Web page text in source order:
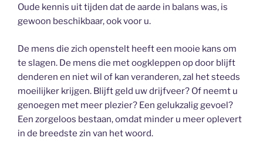
Oude kennis uit tijden dat de aarde in balans was, is
gewoon beschikbaar, ook voor u.
De mens die zich openstelt heeft een mooie kans om
te slagen. De mens die met oogkleppen op door blijft
denderen en niet wil of kan veranderen, zal het steeds
moeilijker krijgen. Blijft geld uw drijfveer? Of neemt u
genoegen met meer plezier? Een gelukzalig gevoel?
Een zorgeloos bestaan, omdat minder u meer oplevert
in de breedste zin van het woord.